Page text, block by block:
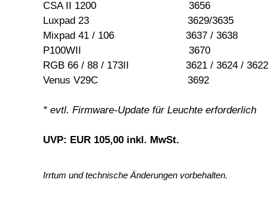
CSA II 1200 3656
Luxpad 23 3629/3635
Mixpad 41 / 106 3637 / 3638
P100WII 3670
RGB 66 / 88 / 173II 3621 / 3624 / 3622
Venus V29C 3692
* evtl. Firmware-Update für Leuchte erforderlich
UVP: EUR 105,00 inkl. MwSt.
Irrtum und technische Änderungen vorbehalten.